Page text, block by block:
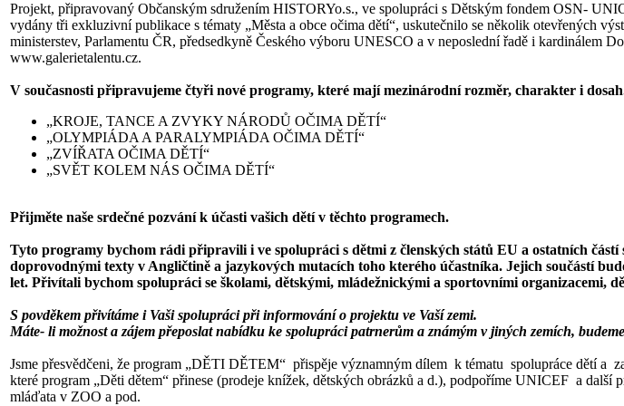
Projekt, připravovaný Občanským sdružením HISTORYo.s., ve spolupráci s Dětským fondem OSN-
vydány tři exkluzivní publikace s tématy „Města a obce očima dětí“, uskutečnilo se několik otevřených
ministerstev, Parlamentu ČR, předsedkyně Českého výboru UNESCO a v neposlední řadě i kardinálem
www.galerietalentu.cz.
V současnosti připravujeme čtyři nové programy, které mají mezinárodní rozměr, charakter i
„KROJE, TANCE A ZVYKY NÁRODŮ OČIMA DĚTÍ“
„OLYMPIÁDA A PARALYMPIÁDA OČIMA DĚTÍ“
„ZVÍŘATA OČIMA DĚTÍ“
„SVĚT KOLEM NÁS OČIMA DĚTÍ“
Přijměte naše srdečné pozvání k účasti vašich dětí v těchto programech.
Tyto programy bychom rádi připravili i ve spolupráci s dětmi z členských států EU a ostatních
doprovodnými texty v Angličtině a jazykových mutacích toho kterého účastníka. Jejich součástí
let. Přivítali bychom spolupráci se školami, dětskými, mládežnickými a sportovními
S povděkem přivítáme i Vaši spolupráci při informování o projektu ve Vaší zemi.
Máte- li možnost a zájem přeposlat nabídku ke spolupráci patrnerům a známým v jiných zemích,
Jsme přesvědčeni, že program „DĚTI DĚTEM“ přispěje významným dílem k tématu spolupráce dětí a
které program „Děti dětem“ přinese (prodeje knížek, dětských obrázků a d.), podpoříme UNICEF a
mláďata v ZOO a pod.